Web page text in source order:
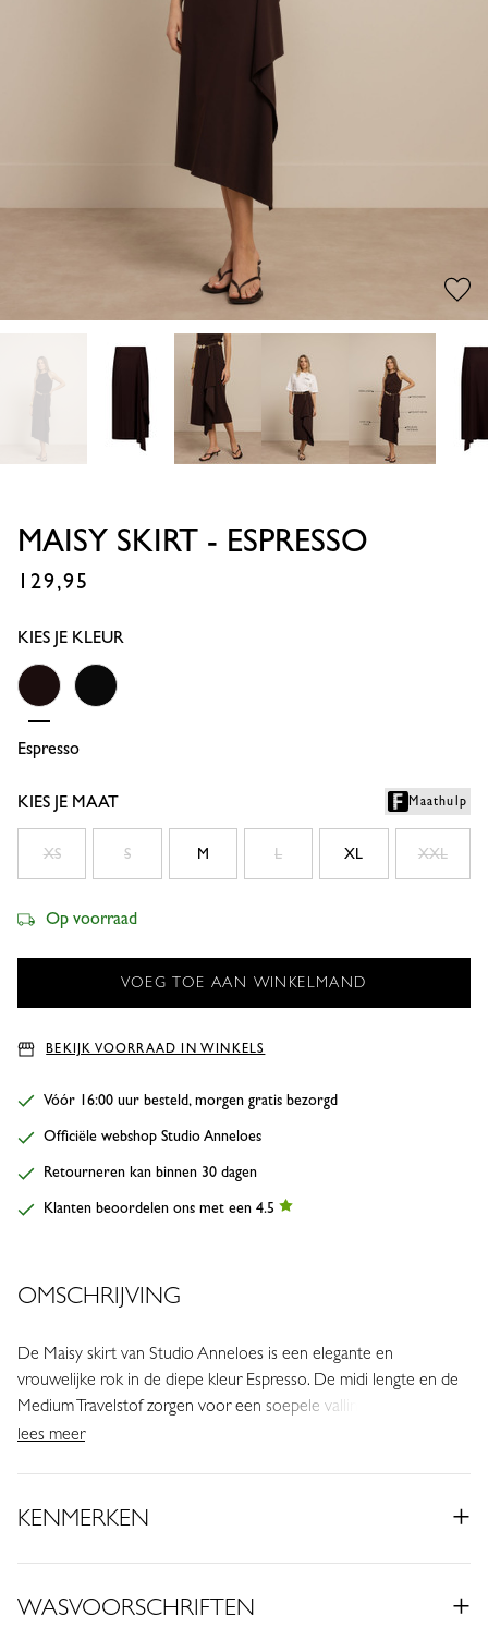
MAISY SKIRT - ESPRESSO
129,95
KIES JE KLEUR
EspressoBlack
KIES JE MAAT Maathulp
XS S M L XL XXL
Op voorraad
BEKIJK VOORRAAD IN WINKELS
Vóór 16:00 uur besteld, morgen gratis bezorgd
Officiële webshop Studio Anneloes
Retourneren kan binnen 30 dagen
Klanten beoordelen ons met een 4.5
OMSCHRIJVING
De Maisy skirt van Studio Anneloes is een elegante en
vrouwelijke rok in de diepe kleur Espresso. De midi lengte en de
Medium Travelstof zorgen voor een soepele valling, terwijl het
volantdetail het item een speelse en verfijnde uitstraling geeft.
• Volant detail
• Steekzakken
• Gemaakt van Medium Travelstof (75% Polyamide, 25% Elastaan)
lees meer
KENMERKEN
WASVOORSCHRIFTEN